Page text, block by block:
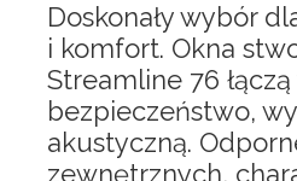
Doskonały wybór
i komfort. Okna
Streamline 76
bezpieczeństwo,
akustyczną.
zewnętrznych,